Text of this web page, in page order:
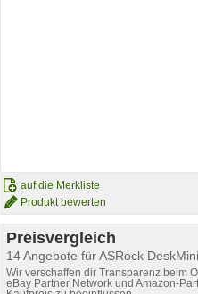
auf die Merkliste
Produkt bewerten
Preisvergleich
14 Angebote für ASRock
Wir verschaffen dir Transparenz beim
eBay Partner Network und Amazon-